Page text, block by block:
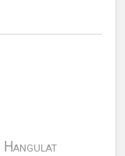
Hangulat